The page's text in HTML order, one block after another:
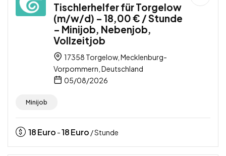
Tischlerhelfer für Torgelow
(m/w/d) – 18,00 € / Stunde
– Minijob, Nebenjob,
Vollzeitjob
17358 Torgelow, Mecklenburg-
Vorpommern, Deutschland
05/08/2026
Minijob
18Euro -18Euro / Stunde